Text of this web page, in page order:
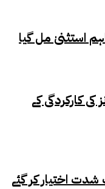
استثنیٰ مل گیا
کی کارکردگی کے
شدت اختیار کر گئے